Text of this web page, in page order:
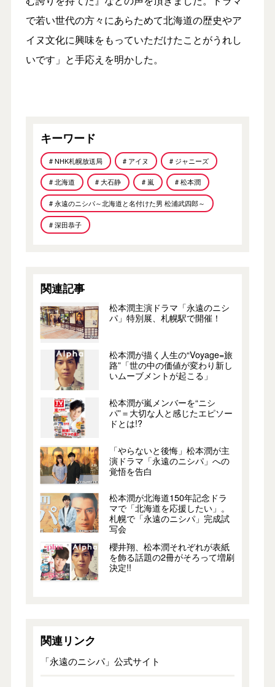
で若い世代の方々にあらためて北海道の歴史やア
イヌ文化に興味をもっていただけたことがうれし
いです」と手応えを明かした。
キーワード
# NHK札幌放送局 # アイヌ # ジャニーズ
# 北海道 # 大石静 # 嵐 # 松本潤
# 永遠のニシパ～北海道と名付けた男 松浦武四郎～
# 深田恭子
関連記事
松本潤主演ドラマ「永遠のニシ
パ」特別展、札幌駅で開催！
松本潤が描く人生の“Voyage=旅
路”「世の中の価値が変わり新し
いムーブメントが起こる」
松本潤が嵐メンバーを“ニシ
パ”＝大切な人と感じたエピソー
ドとは!?
「やらないと後悔」松本潤が主
演ドラマ「永遠のニシパ」への
覚悟を告白
松本潤が北海道150年記念ドラ
マで「北海道を応援したい」。
札幌で「永遠のニシパ」完成試
写会
櫻井翔、松本潤それぞれが表紙
を飾る話題の2冊がそろって増刷
決定!!
関連リンク
「永遠のニシパ」公式サイト